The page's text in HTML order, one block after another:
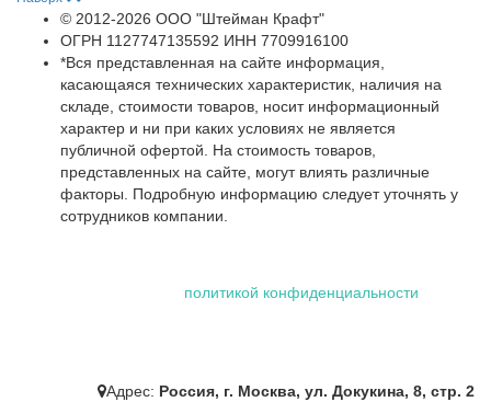
© 2012-2026 ООО "Штейман Крафт"
ОГРН 1127747135592 ИНН 7709916100
*Вся представленная на сайте информация,
касающаяся технических характеристик, наличия на
складе, стоимости товаров, носит информационный
характер и ни при каких условиях не является
публичной офертой. На стоимость товаров,
представленных на сайте, могут влиять различные
факторы. Подробную информацию следует уточнять у
сотрудников компании.
политикой конфиденциальности
Адрес: Россия, г. Москва, ул. Докукина, 8, стр. 2